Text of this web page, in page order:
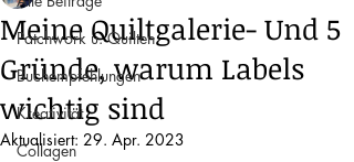
Patchwork u. Quilten
Buchempfehlungen
Kreativität
Collagen
Meine Quiltgalerie- Und 5
Gründe, warum Labels
wichtig sind
Aktualisiert: 29. Apr. 2023